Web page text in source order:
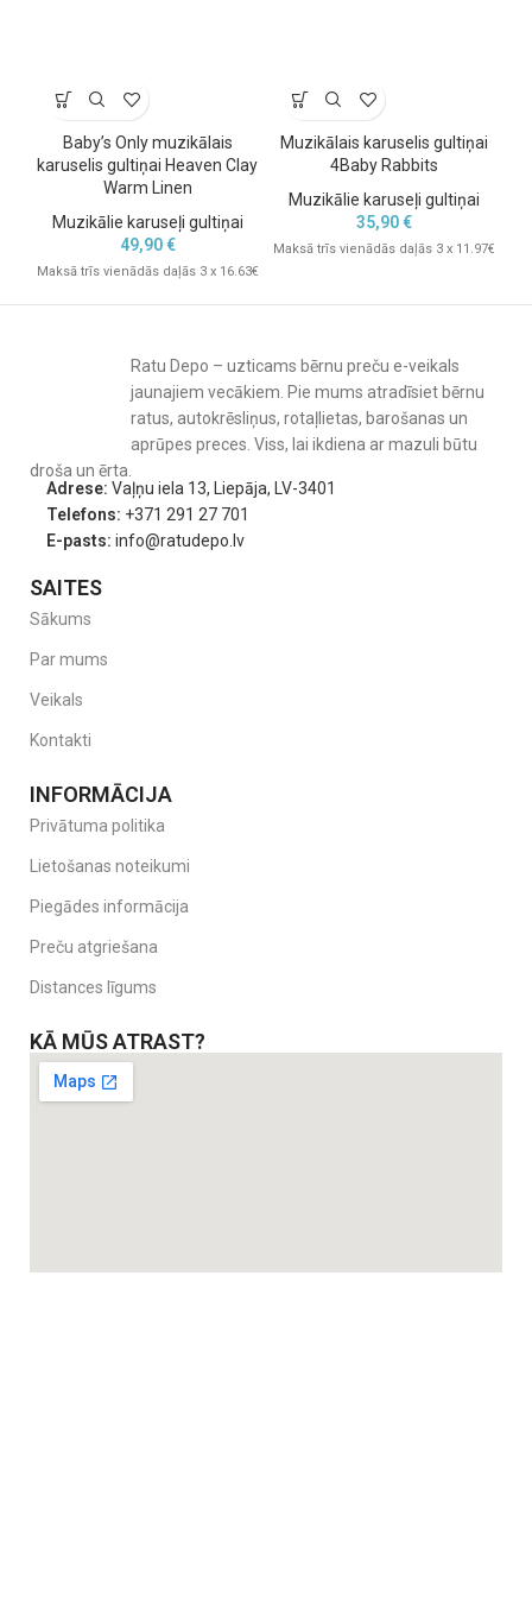
Baby’s Only muzikālais
karuselis gultiņai Heaven Clay
Warm Linen
Muzikālie karuseļi gultiņai
49,90€
Maksā trīs vienādās daļās 3 x 16.63€
Muzikālais karuselis gultiņai
4Baby Rabbits
Muzikālie karuseļi gultiņai
35,90€
Maksā trīs vienādās daļās 3 x 11.97€
Ratu Depo – uzticams bērnu preču e-veikals
jaunajiem vecākiem. Pie mums atradīsiet bērnu
ratus, autokrēsliņus, rotaļlietas, barošanas un
aprūpes preces. Viss, lai ikdiena ar mazuli būtu
droša un ērta.
Adrese: Vaļņu iela 13, Liepāja, LV-3401
Telefons: +371 291 27 701
E-pasts: info@ratudepo.lv
SAITES
Sākums
Par mums
Veikals
Kontakti
INFORMĀCIJA
Privātuma politika
Lietošanas noteikumi
Piegādes informācija
Preču atgriešana
Distances līgums
KĀ MŪS ATRAST?